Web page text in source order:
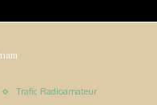
Trafic Radioamateur